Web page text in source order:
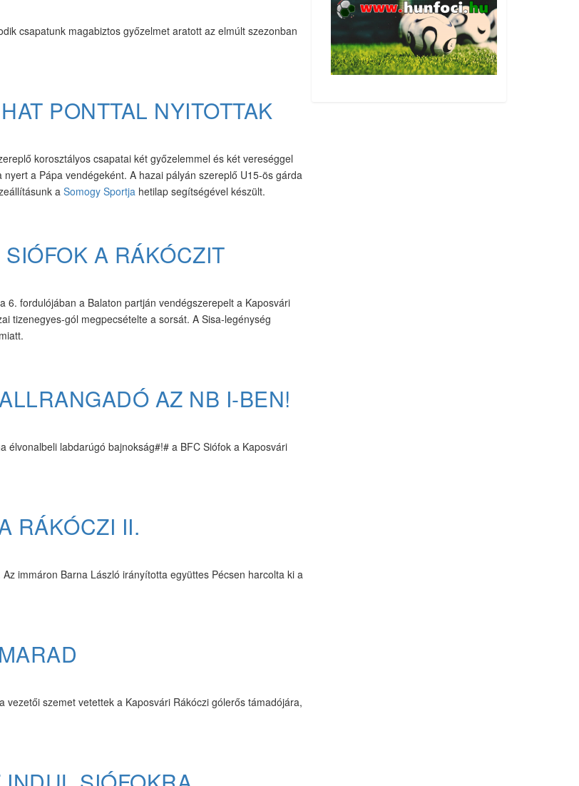
csapatunk magabiztos győzelmet aratott az elmúlt szezonban
PONTTAL NYITOTTAK
korosztályos csapatai két győzelemmel és két vereséggel
a Pápa vendégeként. A hazai pályán szereplő U15-ös gárda
a Somogy Sportja hetilap segítségével készült.
A RÁKÓCZIT
6. fordulójában a Balaton partján vendégszerepelt a Kaposvári
tizenegyes-gól megpecsételte a sorsát. A Sisa-legénység
AZ NB I-BEN!
élvonalbeli labdarúgó bajnokság#!# a BFC Siófok a Kaposvári
RÁKÓCZI II.
immáron Barna László irányította együttes Pécsen harcolta ki a
szemet vetettek a Kaposvári Rákóczi gólerős támadójára,